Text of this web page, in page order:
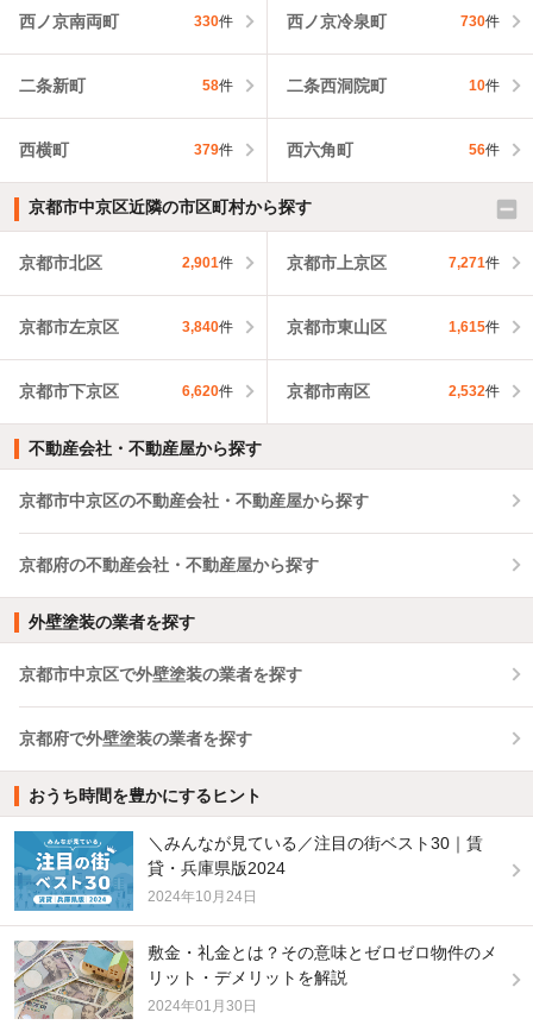
西ノ京南両町 330件 西ノ京冷泉町 730件
二条新町 58件 二条西洞院町 10件
西横町 379件 西六角町 56件
京都市中京区近隣の市区町村から探す
京都市北区 2,901件 京都市上京区 7,271件
京都市左京区 3,840件 京都市東山区 1,615件
京都市下京区 6,620件 京都市南区 2,532件
不動産会社・不動産屋から探す
京都市中京区の不動産会社・不動産屋から探す
京都府の不動産会社・不動産屋から探す
外壁塗装の業者を探す
京都市中京区で外壁塗装の業者を探す
京都府で外壁塗装の業者を探す
おうち時間を豊かにするヒント
＼みんなが見ている／注目の街ベスト30｜賃
貸・兵庫県版2024
2024年10月24日
敷金・礼金とは？その意味とゼロゼロ物件のメ
リット・デメリットを解説
2024年01月30日